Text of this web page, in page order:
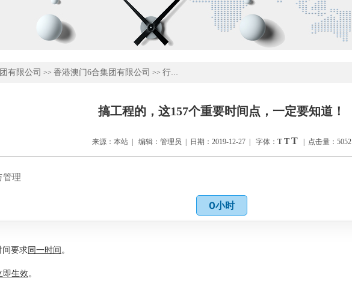
有限公司 >> 香港澳门6合集团有限公司 >> 行业新闻
搞工程的，这157个重要时间点，一定要知道！
来源：本站 | 编辑：管理员 | 日期：2019-12-27 | 字体： T T T| 点击量：5052
管理
0小时
间要求同一时间。
即生效。